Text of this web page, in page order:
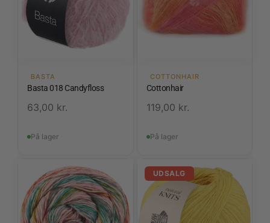
BASTA
Basta 018 Candyfloss
63,00 kr.
På lager
COTTONHAIR
Cottonhair
119,00 kr.
På lager
UDSALG